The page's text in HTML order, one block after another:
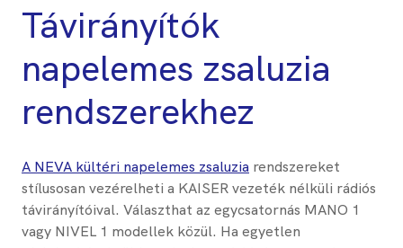
Távirányítók
napelemes zsaluzia
rendszerekhez
A NEVA kültéri napelemes zsaluzia rendszereket
stílusosan vezérelheti a KAISER vezeték nélküli rádiós
távirányítóival. Választhat az egycsatornás MANO 1
vagy NIVEL 1 modellek közül. Ha egyetlen